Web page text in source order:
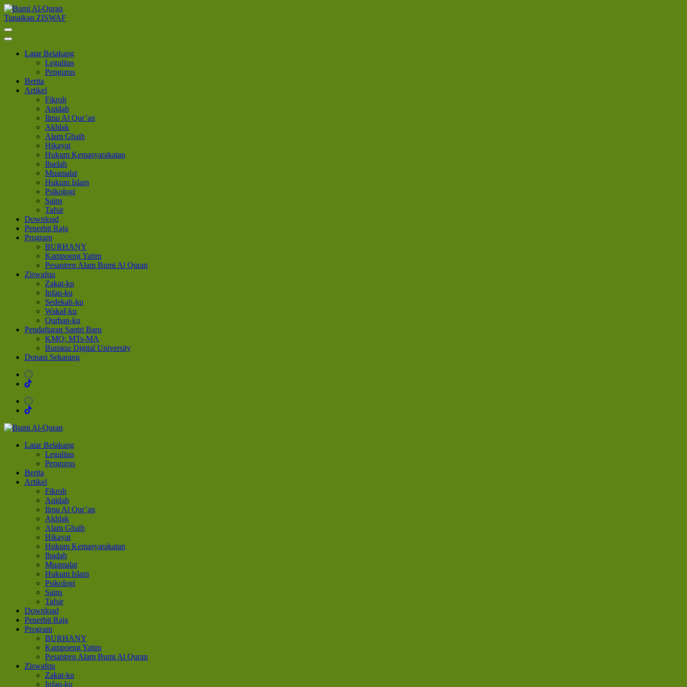
Lompat
ke
konten
(Tekan
Tunaikan ZISWAF
Latar Belakang
Legalitas
Pengurus
Berita
Artikel
Fikroh
Aqidah
Ilmu Al Qur’an
Akhlak
Alam Ghaib
Hikayat
Hukum Kemasyarakatan
Ibadah
Muamalat
Hukum Islam
Psikologi
Sains
Tafsir
Download
Penerbit Raja
Program
BURHANY
Kampoeng Yatim
Pesantren Alam Bumi Al Quran
Ziswafqu
Zakat-ku
Infaq-ku
Sedekah-ku
Wakaf-ku
Qurban-ku
Pendaftaran Santri Baru
KMQ: MTs-MA
Bumiqu Digital University
Donasi Sekarang
Bumi Al-Quran
Sinergi Untuk Kebahagiaan Dunia-Akhirat
Latar Belakang
Legalitas
Pengurus
Berita
Artikel
Fikroh
Aqidah
Ilmu Al Qur’an
Akhlak
Alam Ghaib
Hikayat
Hukum Kemasyarakatan
Ibadah
Muamalat
Hukum Islam
Psikologi
Sains
Tafsir
Download
Penerbit Raja
Program
BURHANY
Kampoeng Yatim
Pesantren Alam Bumi Al Quran
Ziswafqu
Zakat-ku
Infaq-ku